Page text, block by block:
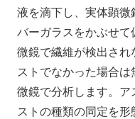
液を滴下し、実体顕
バーガラスをかぶせ
微鏡で繊維が検出さ
ストでなかった場合
微鏡で分析します。
ストの種類の同定を